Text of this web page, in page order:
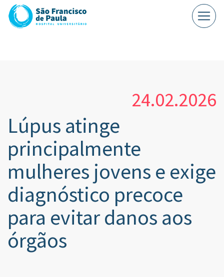
24.02.2026
Lúpus atinge
principalmente
mulheres jovens e exige
diagnóstico precoce
para evitar danos aos
órgãos